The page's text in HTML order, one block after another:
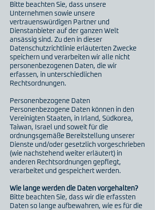
Bitte beachten Sie, dass unsere
Unternehmen sowie unsere
vertrauenswürdigen Partner und
Dienstanbieter auf der ganzen Welt
ansässig sind. Zu den in dieser
Datenschutzrichtlinie erläuterten Zwecke
speichern und verarbeiten wir alle nicht
personenbezogenen Daten, die wir
erfassen, in unterschiedlichen
Rechtsordnungen.
Personenbezogene Daten
Personenbezogene Daten können in den
Vereinigten Staaten, in Irland, Südkorea,
Taiwan, Israel und soweit für die
ordnungsgemäße Bereitstellung unserer
Dienste und/oder gesetzlich vorgeschrieben
(wie nachstehend weiter erläutert) in
anderen Rechtsordnungen gepflegt,
verarbeitet und gespeichert werden.
Wie lange werden die Daten vorgehalten?
Bitte beachten Sie, dass wir die erfassten
Daten so lange aufbewahren, wie es für die